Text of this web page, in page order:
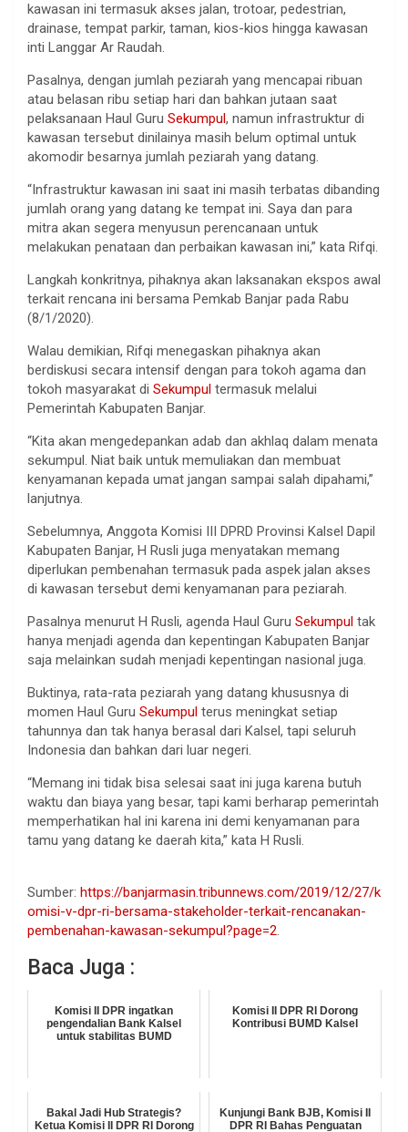
kawasan ini termasuk akses jalan, trotoar, pedestrian,
drainase, tempat parkir, taman, kios-kios hingga kawasan
inti Langgar Ar Raudah.
Pasalnya, dengan jumlah peziarah yang mencapai ribuan
atau belasan ribu setiap hari dan bahkan jutaan saat
pelaksanaan Haul Guru Sekumpul, namun infrastruktur di
kawasan tersebut dinilainya masih belum optimal untuk
akomodir besarnya jumlah peziarah yang datang.
“Infrastruktur kawasan ini saat ini masih terbatas dibanding
jumlah orang yang datang ke tempat ini. Saya dan para
mitra akan segera menyusun perencanaan untuk
melakukan penataan dan perbaikan kawasan ini,” kata Rifqi.
Langkah konkritnya, pihaknya akan laksanakan ekspos awal
terkait rencana ini bersama Pemkab Banjar pada Rabu
(8/1/2020).
Walau demikian, Rifqi menegaskan pihaknya akan
berdiskusi secara intensif dengan para tokoh agama dan
tokoh masyarakat di Sekumpul termasuk melalui
Pemerintah Kabupaten Banjar.
“Kita akan mengedepankan adab dan akhlaq dalam menata
sekumpul. Niat baik untuk memuliakan dan membuat
kenyamanan kepada umat jangan sampai salah dipahami,”
lanjutnya.
Sebelumnya, Anggota Komisi III DPRD Provinsi Kalsel Dapil
Kabupaten Banjar, H Rusli juga menyatakan memang
diperlukan pembenahan termasuk pada aspek jalan akses
di kawasan tersebut demi kenyamanan para peziarah.
Pasalnya menurut H Rusli, agenda Haul Guru Sekumpul tak
hanya menjadi agenda dan kepentingan Kabupaten Banjar
saja melainkan sudah menjadi kepentingan nasional juga.
Buktinya, rata-rata peziarah yang datang khususnya di
momen Haul Guru Sekumpul terus meningkat setiap
tahunnya dan tak hanya berasal dari Kalsel, tapi seluruh
Indonesia dan bahkan dari luar negeri.
“Memang ini tidak bisa selesai saat ini juga karena butuh
waktu dan biaya yang besar, tapi kami berharap pemerintah
memperhatikan hal ini karena ini demi kenyamanan para
tamu yang datang ke daerah kita,” kata H Rusli.
Sumber: https://banjarmasin.tribunnews.com/2019/12/27/k
omisi-v-dpr-ri-bersama-stakeholder-terkait-rencanakan-
pembenahan-kawasan-sekumpul?page=2
Baca Juga :
Komisi II DPR ingatkan
pengendalian Bank Kalsel
untuk stabilitas BUMD
Komisi II DPR RI Dorong
Kontribusi BUMD Kalsel
Bakal Jadi Hub Strategis?
Ketua Komisi II DPR RI Dorong
Kunjungi Bank BJB, Komisi II
DPR RI Bahas Penguatan